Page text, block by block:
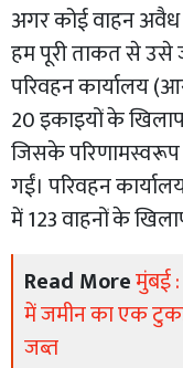
अगर कोई वाहन
हम पूरी ताकत से उसे
परिवहन कार्यालय
20 इकाइयों के
जिसके
गईं। परिवहन
में 123 वाहनों के
Read Moreमुंबई :
में जमीन का एक
जब्त